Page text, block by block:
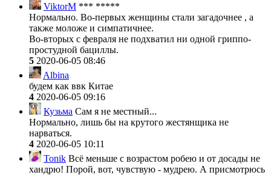
ViktorM *** *****
Нормально. Во-первых женщины стали загадочнее , а
также моложе и симпатичнее.
Во-вторых с февраля не подхватил ни одной гриппо-
простудной бациллы.
5 2020-06-05 08:46
Albina
будем как ввк Китае
4 2020-06-05 09:16
Кузьма Сам я не местный...
Нормально, лишь бы на крутого жестянщика не
нарваться.
4 2020-06-05 10:11
Tonik Всё меньше с возрастом робею и от досады не
хандрю! Порой, вот, чувствую - мудрею. А присмотрюсь